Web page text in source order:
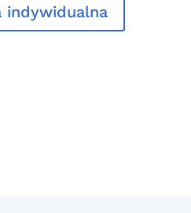
indywidualna